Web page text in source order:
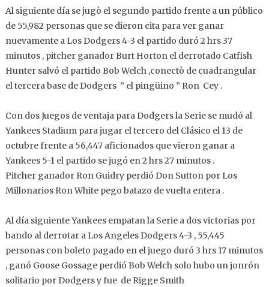
Al siguiente día se jugò el segundo partido frente a un público
de 55,982 personas que se dieron cita para ver ganar
nuevamente a Los Dodgers 4-3 el partido duró 2 hrs 37
minutos , pitcher ganador Burt Horton el derrotado Catfish
Hunter salvó el partido Bob Welch ,conectò de cuadrangular
el tercera base de Dodgers ” el pingüino ” Ron Cey .
Con dos Juegos de ventaja para Dodgers la Serie se mudó al
Yankees Stadium para jugar el tercero del Clásico el 13 de
octubre frente a 56,447 aficionados que vieron ganar a
Yankees 5-1 el partido se jugó en 2 hrs 27 minutos .
Pitcher ganador Ron Guidry perdió Don Sutton por Los
Millonarios Ron White pego batazo de vuelta entera .
Al día siguiente Yankees empatan la Serie a dos victorias por
bando al derrotar a Los Angeles Dodgers 4-3 , 55,445
personas con boleto pagado en el juego duró 3 hrs 17 minutos
, ganó Goose Gossage perdió Bob Welch solo hubo un jonrón
solitario por Dodgers y fue de Rigge Smith